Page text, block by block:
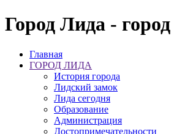
Город Лида -
Главная
ГОРОД ЛИДА
История города
Лидский замок
Лида сегодня
Образование
Администрация
Достопримечательности